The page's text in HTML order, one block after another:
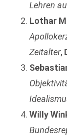
Lehren
Lothar
Zeitalter,
Willy